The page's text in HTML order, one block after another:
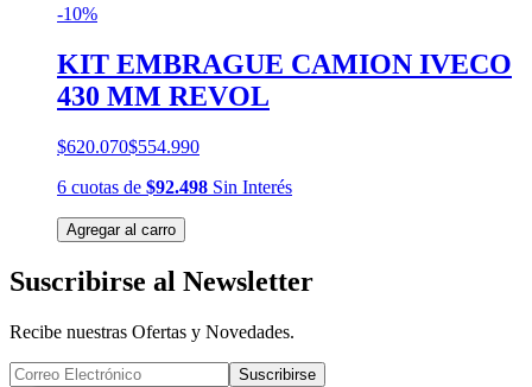
-10%
KIT EMBRAGUE CAMION IVECO
430 MM REVOL
$620.070$554.990
6 cuotas de $92.498 Sin Interés
Agregar al carro
Suscribirse al Newsletter
Recibe nuestras Ofertas y Novedades.
Suscribirse